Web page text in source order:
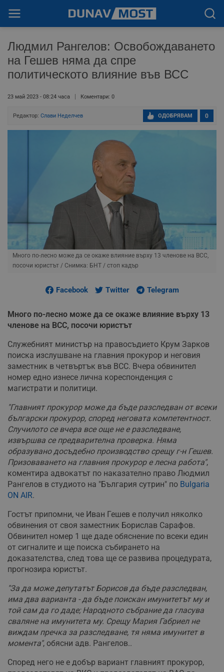
Людмил Рангелов: Освобождаването
на Гешев няма да спре
политическото влияние във ВСС
23 май 2023 - 08:24 часа Коментари: 0
Редактор: Слави Неделчев 0
ОДОБРЯВАМ
Много по-лесно може да се окаже влияние върху 13 членове на ВСС,
посочи юристът / Снимка: БНТ / стоп кадър
Facebook Twitter Telegram
Много по-лесно може да се окаже влияние върху 13
членове на ВСС, посочи юристът
Служебният министър на правосъдието Крум Зарков
поиска изслушване на главния прокурор и неговия
заместник в четвъртък във ВСС. Вчера обвинител
номер едно изнесе лична кореспонденция с
магистрати и политици.
"Главният прокурор може да бъде разследван от всеки
български прокурор, според неговата компетентност.
Случилото се вчера все още не е разследване,
извършва се предварителна проверка. Няма
образувано досъдебно производство срещу г-н Гешев.
Призоваването на главния прокурор е лесна работа",
коментира адвокатът по наказателно право Людмил
Рангелов в студиото на "България сутрин" по Bulgaria
ON AIR.
Гостът припомни, че Иван Гешев е получил няколко
обвинения от своя заместник Борислав Сарафов.
Обвинител номер 1 ще даде обяснение по всеки един
от сигналите и ще поиска събирането на
доказателства, след това ще се развива процедурата,
прогнозира юристът.
"За да може депутатът Борисов да бъде разследван,
има два варианта - да бъде поискан имунитетът му и
той сам да го даде; Народното събрание да гласува
сваляне на имунитета му. Срещу Мария Габриел не
виждам пречка за разследване, тя няма имунитет в
момента", обясни адв. Рангелов..
Според него не е добър вариант главният прокурор,